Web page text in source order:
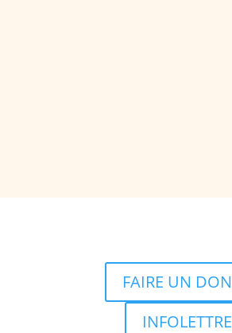
FAIRE UN DON
INFOLETTRE